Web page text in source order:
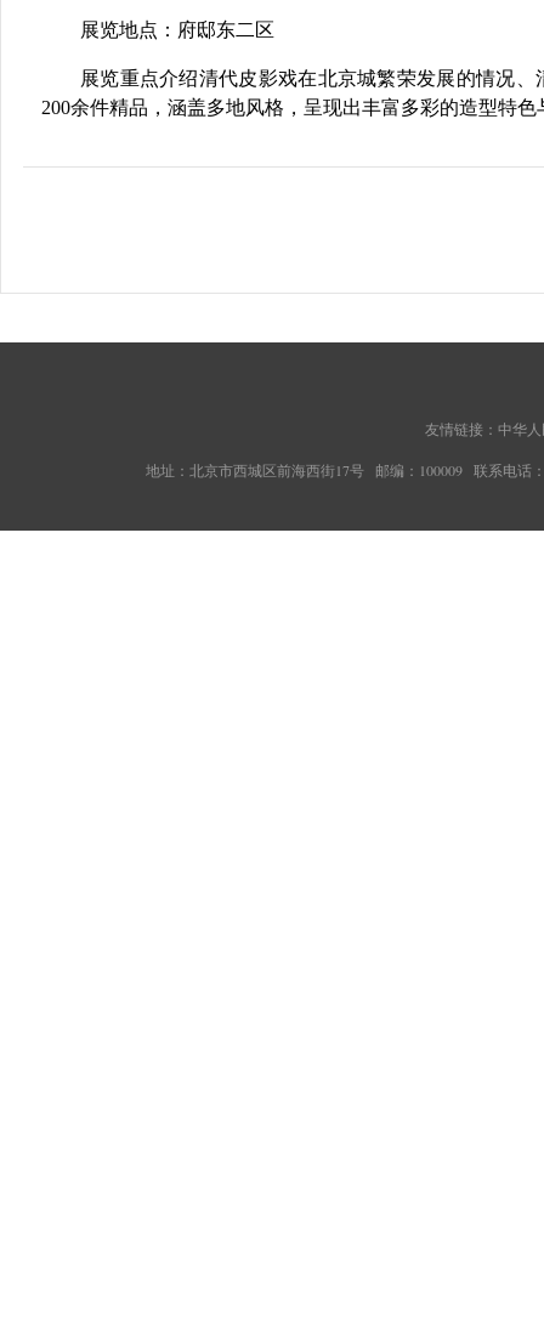
展览地点：府邸东二区
展览重点介绍清代皮影戏在北京城繁荣发展的情况
200余件精品，涵盖多地风格，呈现出丰富多彩的造型特
友情链接： 中华
地址：北京市西城区前海西街17号 邮编：100009 联系电话